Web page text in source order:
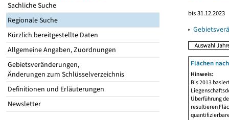
Sachliche Suche
Regionale Suche
Kürzlich bereitgestellte Daten
Allgemeine Angaben, Zuordnungen
Gebietsveränderungen,
Änderungen zum Schlüsselverzeichnis
Definitionen und Erläuterungen
Newsletter
bis 31.12.2023
▸
Flächen
Hinweis:
Bis 2013
Überführung
resultieren